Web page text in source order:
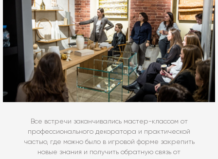
Все встречи заканчивались мастер-классом от
профессионального декоратора и практической
частью, где можно было в игровой форме закрепить
новые знания и получить обратную связь от